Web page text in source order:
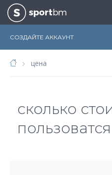
СОЗДАЙТЕ АККАУНТ
цена
сколько